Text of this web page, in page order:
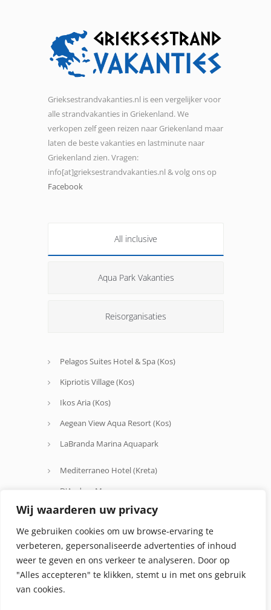
Wij waarderen uw privacy
We gebruiken cookies om uw browse-ervaring te
verbeteren, gepersonaliseerde advertenties of inhoud
weer te geven en ons verkeer te analyseren. Door op
"Alles accepteren" te klikken, stemt u in met ons gebruik
van cookies.
Grieksestrandvakanties.nl is een vergelijker voor
alle strandvakanties in Griekenland. We
verkopen zelf geen reizen naar Griekenland maar
laten de beste vakanties en lastminute naar
Griekenland zien. Vragen:
info[at]grieksestrandvakanties.nl & volg ons op
Facebook
All inclusive
Aqua Park Vakanties
Reisorganisaties
Pelagos Suites Hotel & Spa (Kos)
Kipriotis Village (Kos)
Ikos Aria (Kos)
Aegean View Aqua Resort (Kos)
LaBranda Marina Aquapark
Mediterraneo Hotel (Kreta)
D'Andrea Mare
Avra Beach
Oceanis Hotel